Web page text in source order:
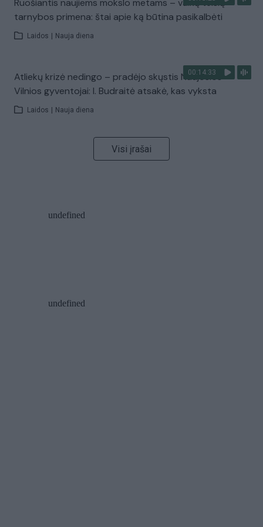
Ruošiantis naujiems mokslo metams – vaikų teisių
tarnybos primena: štai apie ką būtina pasikalbėti
Laidos Nauja diena
00:14:33
Atliekų krizė nedingo – pradėjo skųstis Naujosios
Vilnios gyventojai: I. Budraitė atsakė, kas vyksta
Laidos Nauja diena
Visi įrašai